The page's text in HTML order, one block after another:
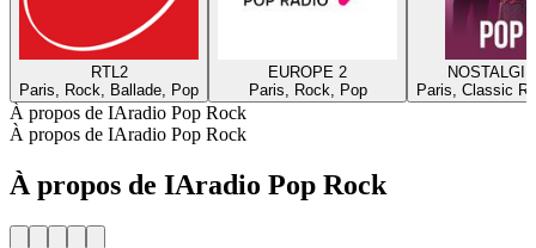
RTL2
Paris, Rock, Ballade, Pop
EUROPE 2
Paris, Rock, Pop
Paris, Classic
À propos de IAradio Pop Rock
À propos de IAradio Pop Rock
À propos de IAradio Pop Rock